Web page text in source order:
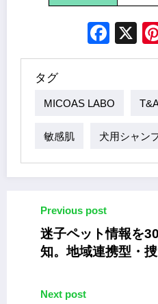
X
タグ
MICOAS LABO
敏感肌 犬用シャン
Previous post
迷子ペット情報を
知。地域連携型・
Next post